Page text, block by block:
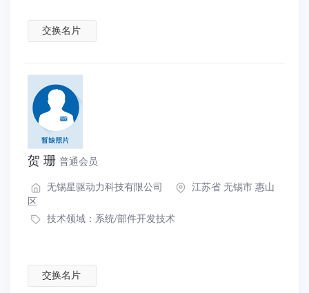
交换名片
贺 珊 普通会员
无锡星驱动力科技有限公司
江苏省 无锡市 惠山
区
技术领域： 系统/部件开发技术
交换名片